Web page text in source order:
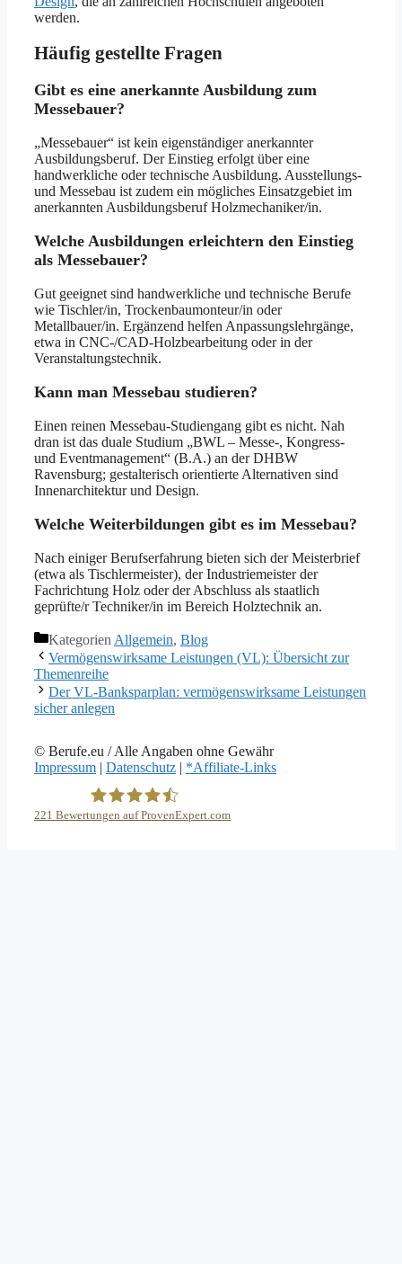
werden.
Häufig gestellte Fragen
Gibt es eine anerkannte Ausbildung zum
Messebauer?
„Messebauer“ ist kein eigenständiger anerkannter
Ausbildungsberuf. Der Einstieg erfolgt über eine
handwerkliche oder technische Ausbildung. Ausstellungs-
und Messebau ist zudem ein mögliches Einsatzgebiet im
anerkannten Ausbildungsberuf Holzmechaniker/in.
Welche Ausbildungen erleichtern den Einstieg
als Messebauer?
Gut geeignet sind handwerkliche und technische Berufe
wie Tischler/in, Trockenbaumonteur/in oder
Metallbauer/in. Ergänzend helfen Anpassungslehrgänge,
etwa in CNC-/CAD-Holzbearbeitung oder in der
Veranstaltungstechnik.
Kann man Messebau studieren?
Einen reinen Messebau-Studiengang gibt es nicht. Nah
dran ist das duale Studium „BWL – Messe-, Kongress-
und Eventmanagement“ (B.A.) an der DHBW
Ravensburg; gestalterisch orientierte Alternativen sind
Innenarchitektur und Design.
Welche Weiterbildungen gibt es im Messebau?
Nach einiger Berufserfahrung bieten sich der Meisterbrief
(etwa als Tischlermeister), der Industriemeister der
Fachrichtung Holz oder der Abschluss als staatlich
geprüfte/r Techniker/in im Bereich Holztechnik an.
Kategorien Allgemein, Blog
Vermögenswirksame Leistungen (VL): Übersicht zur
Themenreihe
Der VL-Banksparplan: vermögenswirksame Leistungen
sicher anlegen
© Berufe.eu / Alle Angaben ohne Gewähr
Impressum | Datenschutz | *Affiliate-Links
221 Bewertungen auf ProvenExpert.com